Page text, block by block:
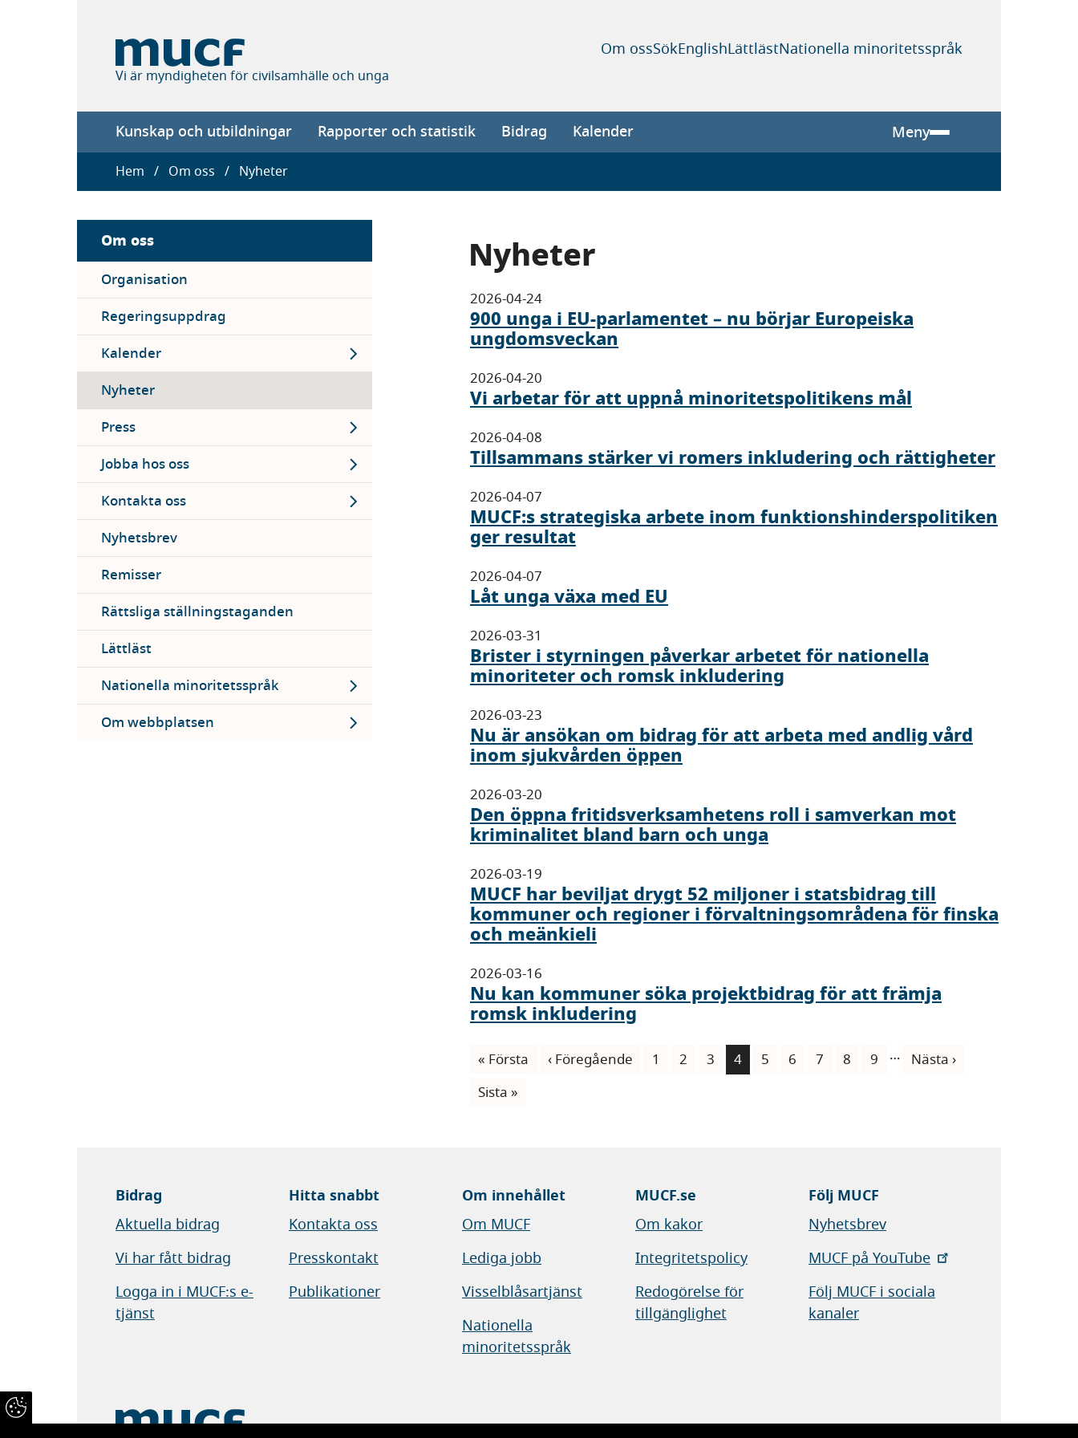
Vi är myndigheten för civilsamhälle och unga
Om ossSökEnglishLättlästNationella minoritetsspråk
Main
navigation
Kunskap och utbildningar Rapporter och statistik Bidrag Kalender Meny
Länkstig
Hem Om oss Nyheter
Sidebar
menu
Om oss
Organisation
Regeringsuppdrag
Kalender
Expand
Nyheter
Press
Expand
Jobba hos oss Expand
Kontakta oss Expand
Nyhetsbrev
Remisser
Rättsliga ställningstaganden
Lättläst
Nationella minoritetsspråk
Expand
Om webbplatsen Expand
Nyheter
2026-04-24
900 unga i EU-parlamentet – nu börjar Europeiska
ungdomsveckan
2026-04-20
Vi arbetar för att uppnå minoritetspolitikens mål
2026-04-08
Tillsammans stärker vi romers inkludering och rättigheter
2026-04-07
MUCF:s strategiska arbete inom funktionshinderspolitiken
ger resultat
2026-04-07
Låt unga växa med EU
2026-03-31
Brister i styrningen påverkar arbetet för nationella
minoriteter och romsk inkludering
2026-03-23
Nu är ansökan om bidrag för att arbeta med andlig vård
inom sjukvården öppen
2026-03-20
Den öppna fritidsverksamhetens roll i samverkan mot
kriminalitet bland barn och unga
2026-03-19
MUCF har beviljat drygt 52 miljoner i statsbidrag till
kommuner och regioner i förvaltningsområdena för finska
och meänkieli
2026-03-16
Nu kan kommuner söka projektbidrag för att främja
romsk inkludering
Paginering
Första
« Första
Föregående
‹ Föregående Sida
1 Sida
2 Sida
3
Nuvarande
sida
4 Sida
5 Sida
6 Sida
7 Sida
8 Sida
9 … Nästa
Nästa ›
Sista
Sista »
Bidrag
Aktuella bidrag
Vi har fått bidrag
Logga in i MUCF:s e-
tjänst
Hitta snabbt
Kontakta oss
Presskontakt
Publikationer
Om innehållet
Om MUCF
Lediga jobb
Visselblåsartjänst
Nationella
minoritetsspråk
MUCF.se
Om kakor
Integritetspolicy
Redogörelse för
tillgänglighet
Följ MUCF
Nyhetsbrev
MUCF på YouTube
Följ MUCF i sociala
kanaler